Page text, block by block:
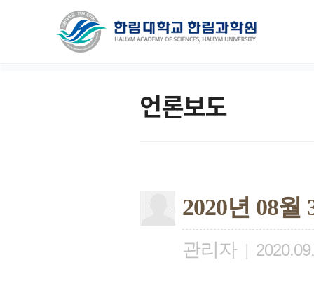
언론보도
2020년 08
관리자 |